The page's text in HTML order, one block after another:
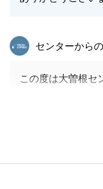
東急リバブル
センターから
この度は大曽根セ
またお時間の調整
た。